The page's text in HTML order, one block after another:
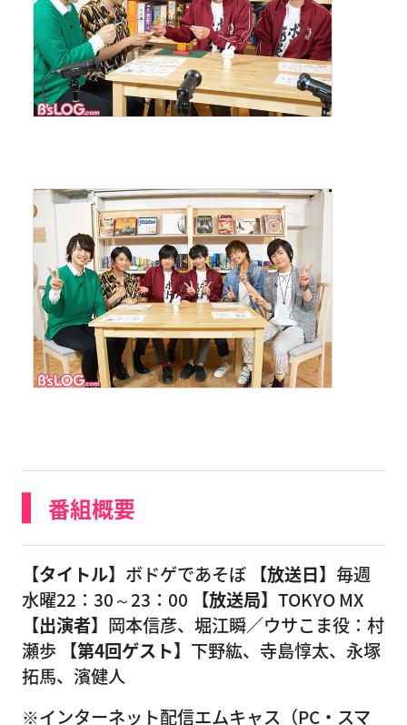
番組概要
【タイトル】 ボドゲであそぼ 【放送日】 毎週
水曜22：30～23：00
【放送局】 TOKYO MX
【出演者】 岡本信彦、堀江瞬／ウサこま役：村
瀬歩
【第4回ゲスト】 下野紘、寺島惇太、永塚
拓馬、濱健人
※インターネット配信エムキャス（PC・スマ